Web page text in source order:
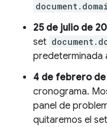
25 de julio de
set
predeterminada
4 de febrero de
cronograma.
panel de
quitaremos el set